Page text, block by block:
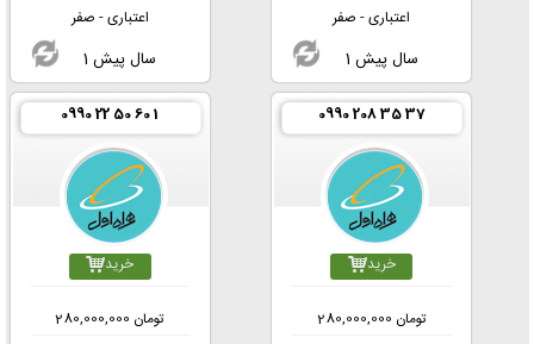
اعتباری - صفر
1 سال پیش
اعتباری - صفر
1 سال پیش
0990 208 35 37
خرید
280,000,000 تومان
0990 22 50 60 1
خرید
280,000,000 تومان